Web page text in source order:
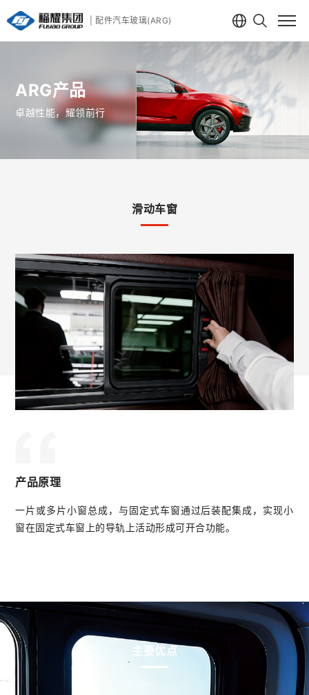
| 配件汽车玻璃(ARG)
ARG产品
卓越性能，耀领前行
滑动车窗
产品原理
一片或多片小窗总成，与固定式车窗通过后装配集成，实现小
窗在固定式车窗上的导轨上活动形成可开合功能。
主要优点